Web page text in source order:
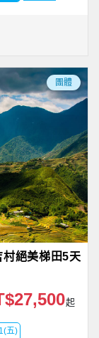
團體
村絕美梯田5天
起
五)